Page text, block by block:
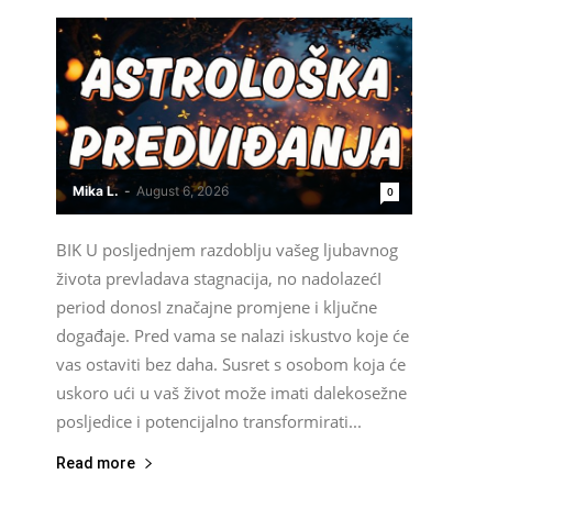
Mika L. - August 6, 2026 0
BIK U posljednjem razdoblju vašeg ljubavnog
života prevladava stagnacija, no nadolazećI
period donosI značajne promjene i ključne
događaje. Pred vama se nalazi iskustvo koje će
vas ostaviti bez daha. Susret s osobom koja će
uskoro ući u vaš život može imati dalekosežne
posljedice i potencijalno transformirati...
Read more